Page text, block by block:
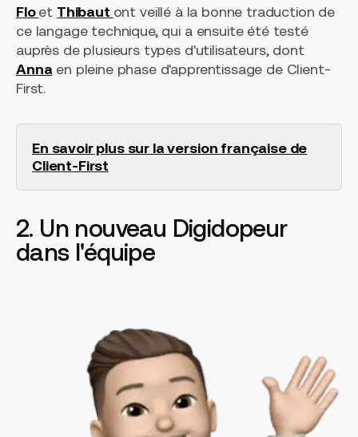
Floet Thibaut ont veillé à la bonne traduction de
ce langage technique, qui a ensuite été testé
auprès de plusieurs types d'utilisateurs, dont
Anna en pleine phase d'apprentissage de Client-
First.
En savoir plus sur la version française de
Client-First
2. Un nouveau Digidopeur
dans l'équipe